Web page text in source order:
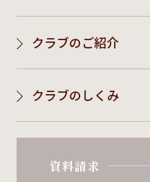
クラブのご紹介
クラブのしくみ
資料請求